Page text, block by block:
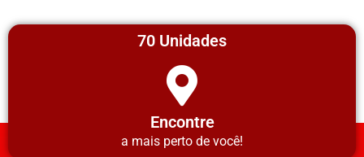
70 Unidades
Encontre
a mais perto de você!